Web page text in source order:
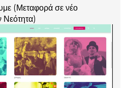
(Μεταφορά σε νέο
Νεότητα)